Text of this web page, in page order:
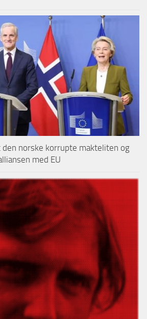
norske korrupte makteliten og
med EU